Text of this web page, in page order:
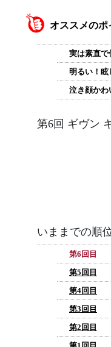
オススメのポ
実は素直で
明るい！眩
泣き顔かわ
第6回 ギヴン
いままでの順
第6回目
第5回目
第4回目
第3回目
第2回目